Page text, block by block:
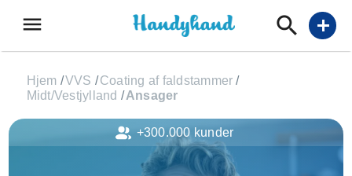
menu add
Hjem /VVS /Coating af faldstammer /
Midt/Vestjylland /Ansager
+300.000 kunder